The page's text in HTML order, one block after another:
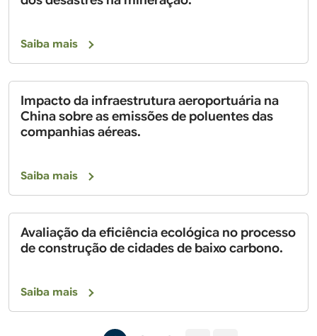
Saiba mais
Impacto da infraestrutura aeroportuária na
China sobre as emissões de poluentes das
companhias aéreas.
Saiba mais
Avaliação da eficiência ecológica no processo
de construção de cidades de baixo carbono.
Saiba mais